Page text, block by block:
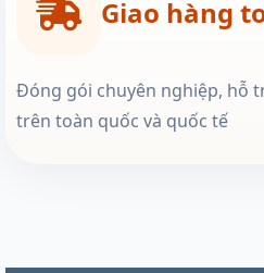
Giao hàng
Đóng gói chuyên nghiệp, hỗ
trên toàn quốc và quốc tế